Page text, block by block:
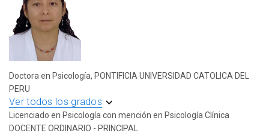
Doctora en Psicología, PONTIFICIA UNIVERSIDAD CATOLICA DEL
PERU
Ver todos los grados
Licenciado en Psicología con mención en Psicología Clínica
DOCENTE ORDINARIO - PRINCIPAL